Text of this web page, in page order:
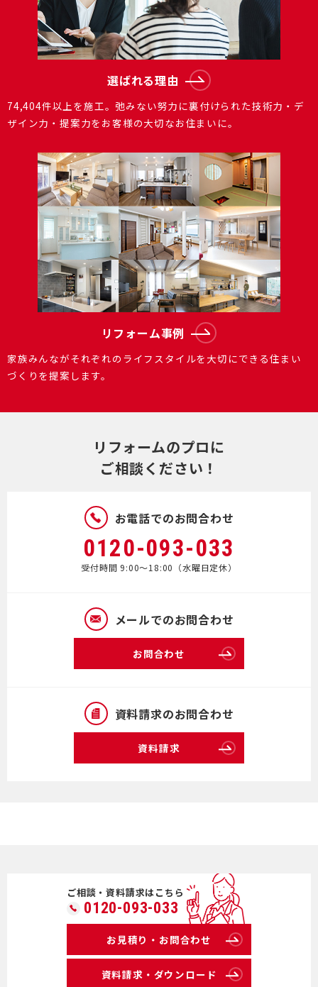
選ばれる理由
74,404件以上を施⼯。弛みない努⼒に裏付けられた技術⼒・デ
ザイン⼒・提案⼒をお客様の⼤切なお住まいに。
リフォーム事例
家族みんながそれぞれのライフスタイルを大切にできる住まい
づくりを提案します。
リフォームのプロに
ご相談ください！
お電話でのお問合わせ
0120-093-033
受付時間 9:00～18:00（水曜日定休）
メールでのお問合わせ
お問合わせ
資料請求のお問合わせ
資料請求
ご相談・資料請求はこちら
0120-093-033
お見積り・お問合わせ
資料請求・ダウンロード